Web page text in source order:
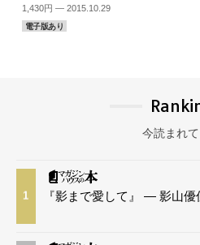
1,430円 — 2015.10.29
電子版あり
今読まれ
1 『影まで愛して』 — 影山優